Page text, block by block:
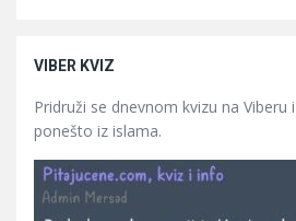
VIBER KVIZ
Pridruži se dnevnom kvizu na Viberu
ponešto iz islama.